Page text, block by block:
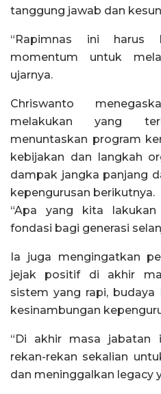
tanggung jawab dan
“Rapimnas ini harus
momentum untuk
ujarnya.
Chriswanto
melakukan yang
menuntaskan program
kebijakan dan langkah
dampak jangka panjang
kepengurusan berikutnya.
“Apa yang kita
fondasi bagi generasi
Ia juga mengingatkan
jejak positif di akhir
sistem yang rapi,
kesinambungan
“Di akhir masa jabatan
rekan-rekan sekalian
dan meninggalkan legacy